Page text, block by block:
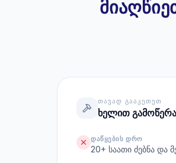
ᲗᲐᲕᲐᲓ ᲒᲐᲐᲙᲔᲗᲔᲗ
ხელით გამოწერა
ᲓᲐᲬᲧᲔᲑᲘᲡ ᲓᲠᲝ
20+ საათი ძებნა და